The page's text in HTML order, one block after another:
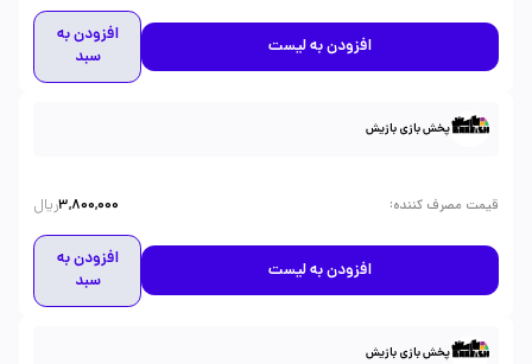
افزودن به لیست
افزودن به
سبد
پخش بازی بازیش
قیمت مصرف کننده:
3,800,000ریال
افزودن به لیست
افزودن به
سبد
پخش بازی بازیش